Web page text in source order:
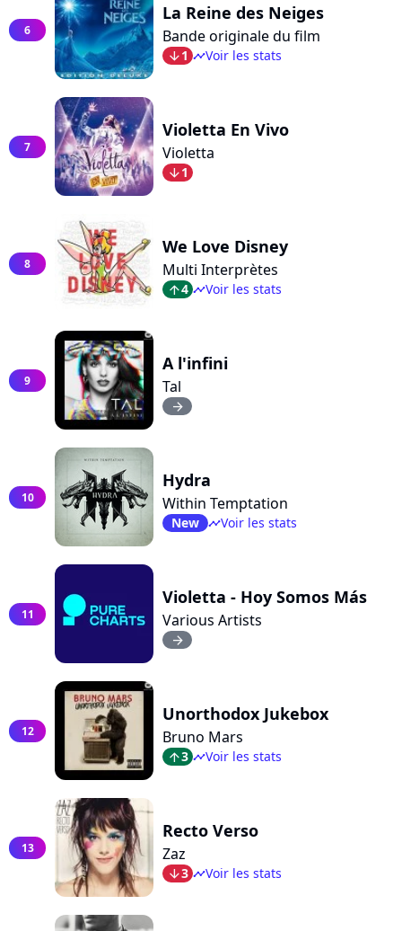
6
La Reine des Neiges
Bande originale du film
arrow_bot1 timelineVoir les stats
7
Violetta En Vivo
Violetta
arrow_bot1
8
We Love Disney
Multi Interprètes
arrow_top4 timelineVoir les stats
9
A l'infini
Tal
arrow_right
10
Hydra
Within Temptation
New timelineVoir les stats
11
Violetta - Hoy Somos Más
Various Artists
arrow_right
12
Unorthodox Jukebox
Bruno Mars
arrow_top3 timelineVoir les stats
13
Recto Verso
Zaz
arrow_bot3 timelineVoir les stats